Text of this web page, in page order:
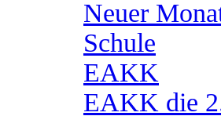
Neuer
Schule
EAKK
EAKK die